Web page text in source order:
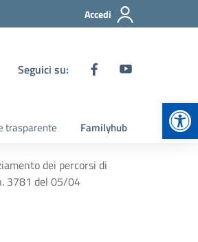
Accedi
Seguici su:
trasparente Familyhub
dei percorsi di
3781 del 05/04